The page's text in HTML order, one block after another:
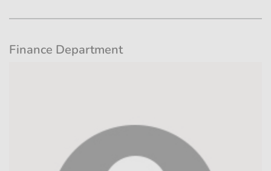
Finance Department